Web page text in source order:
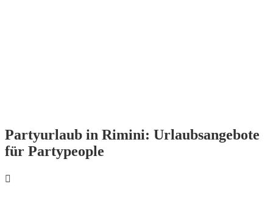
Partyurlaub in Rimini: Urlaubsangebote
für Partypeople